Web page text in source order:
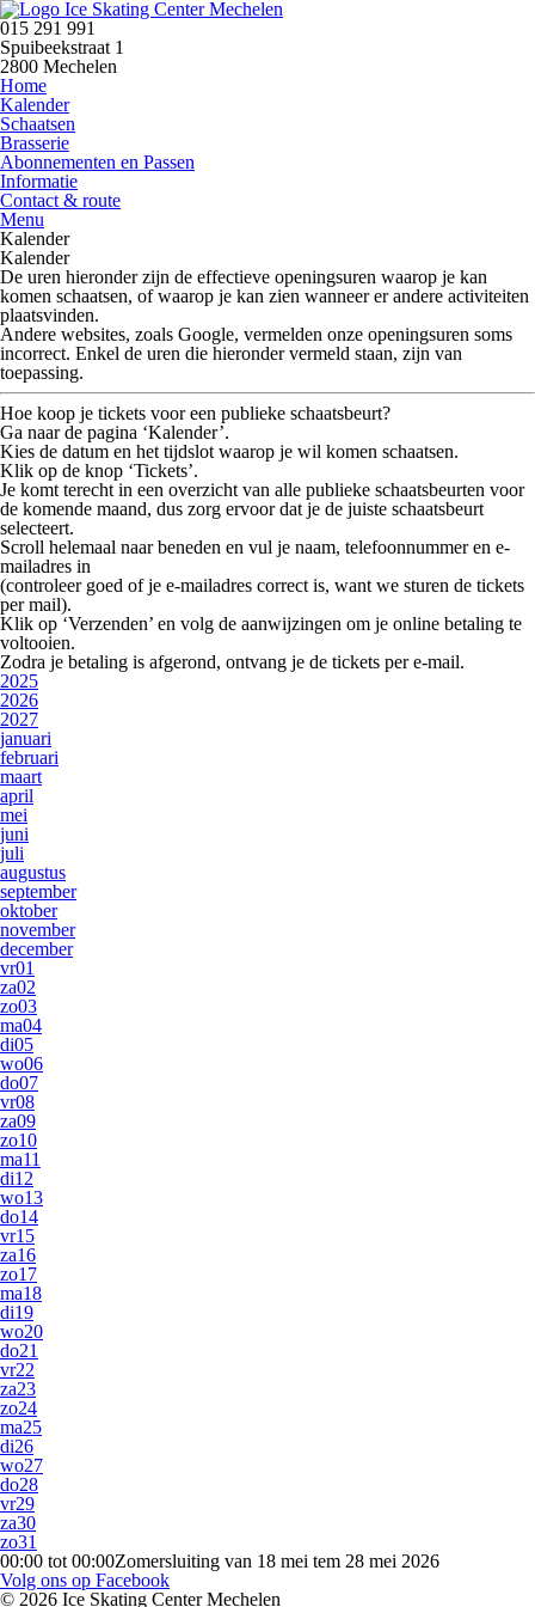
015 291 991
Spuibeekstraat 1
2800 Mechelen
Home
Kalender
Schaatsen
Brasserie
Abonnementen en Passen
Informatie
Contact & route
Menu
Kalender
Kalender
De uren hieronder zijn de effectieve openingsuren waarop je kan
komen schaatsen, of waarop je kan zien wanneer er andere activiteiten
plaatsvinden.
Andere websites, zoals Google, vermelden onze openingsuren soms
incorrect. Enkel de uren die hieronder vermeld staan, zijn van
toepassing.
Hoe koop je tickets voor een publieke schaatsbeurt?
Ga naar de pagina ‘Kalender’.
Kies de datum en het tijdslot waarop je wil komen schaatsen.
Klik op de knop ‘Tickets’.
Je komt terecht in een overzicht van alle publieke schaatsbeurten voor
de komende maand, dus zorg ervoor dat je de juiste schaatsbeurt
selecteert.
Scroll helemaal naar beneden en vul je naam, telefoonnummer en e-
mailadres in
(controleer goed of je e-mailadres correct is, want we sturen de tickets
per mail).
Klik op ‘Verzenden’ en volg de aanwijzingen om je online betaling te
voltooien.
Zodra je betaling is afgerond, ontvang je de tickets per e-mail.
2025
2026
2027
januari
februari
maart
april
mei
juni
juli
augustus
september
oktober
november
december
vr01
za02
zo03
ma04
di05
wo06
do07
vr08
za09
zo10
ma11
di12
wo13
do14
vr15
za16
zo17
ma18
di19
wo20
do21
vr22
za23
zo24
ma25
di26
wo27
do28
vr29
za30
zo31
00:00 tot 00:00Zomersluiting van 18 mei tem 28 mei 2026
Volg ons op Facebook
© 2026 Ice Skating Center Mechelen